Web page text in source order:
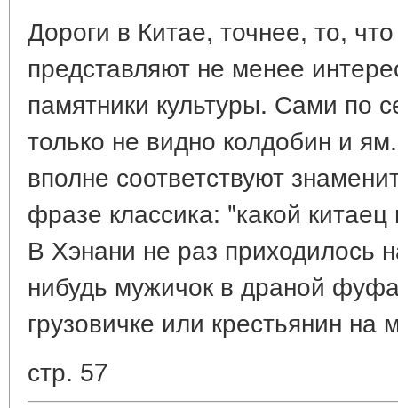
Дороги в Китае, точнее, то,
представляют не менее
памятники культуры. Сами по
только не видно колдобин и
вполне соответствуют
фразе классика: "какой
В Хэнани не раз приходилось
нибудь мужичок в драной
грузовичке или крестьянин на
стр. 57